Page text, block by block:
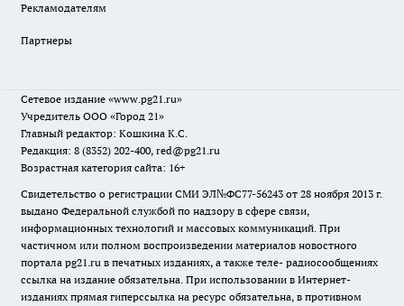
Рекламодателям
Партнеры
Сетевое издание «www.pg21.ru»
Учредитель ООО «Город 21»
Главный редактор: Кошкина К.С.
Редакция: 8 (8352) 202-400, red@pg21.ru
Возрастная категория сайта: 16+
Свидетельство о регистрации СМИ ЭЛ№ФС77-56243 от 28 ноября 2013 г.
выдано Федеральной службой по надзору в сфере связи,
информационных технологий и массовых коммуникаций. При
частичном или полном воспроизведении материалов новостного
портала pg21.ru в печатных изданиях, а также теле- радиосообщениях
ссылка на издание обязательна. При использовании в Интернет-
изданиях прямая гиперссылка на ресурс обязательна, в противном